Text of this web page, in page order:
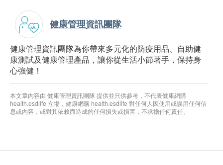
健康管理資訊團隊
健康管理資訊團隊為你帶來多元化的防疫用品、自助健
康測試及健康管理產品，讓你從生活小節著手，保持身
心強健！
本文章內容由 健康管理資訊團隊 提供並只供參考，不代表健康網購
health.esdlife 立場，健康網購 health.esdlife 對任何人因使用或誤用任何信
息或內容，或對其依賴而造成的任何損失或損害，不承擔任何責任。